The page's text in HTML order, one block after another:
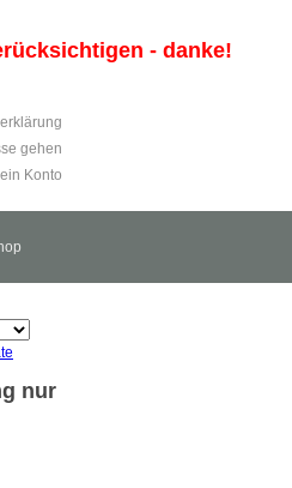
- danke!
gehen
Konto
nur